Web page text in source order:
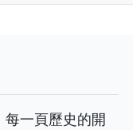
一頁歷史的開